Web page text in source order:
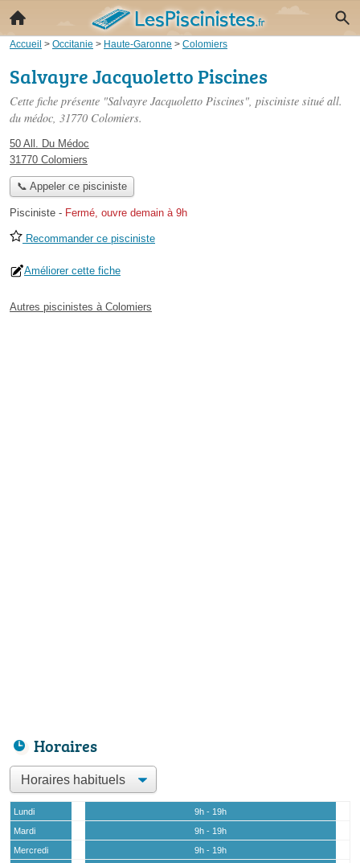
Accueil > Occitanie > Haute-Garonne > Colomiers
Salvayre Jacquoletto Piscines
Cette fiche présente "Salvayre Jacquoletto Piscines", pisciniste situé all.
du médoc, 31770 Colomiers.
50 All. Du Médoc
31770 Colomiers
📞 Appeler ce pisciniste
Pisciniste - Fermé, ouvre demain à 9h
Recommander ce pisciniste
Améliorer cette fiche
Autres piscinistes à Colomiers
Horaires
Lundi
9h - 19h
Mardi
9h - 19h
Mercredi
9h - 19h